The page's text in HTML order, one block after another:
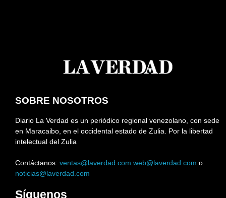
SOBRE NOSOTROS
Diario La Verdad es un periódico regional venezolano, con sede
en Maracaibo, en el occidental estado de Zulia. Por la libertad
intelectual del Zulia
Contáctanos: ventas@laverdad.com web@laverdad.com o
noticias@laverdad.com
Síguenos